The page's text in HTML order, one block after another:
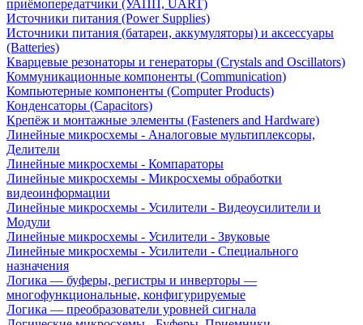
приёмопередатчики (УАПП, UART)
Источники питания (Power Supplies)
Источники питания (батареи, аккумуляторы) и аксессуары
(Batteries)
Кварцевые резонаторы и генераторы (Crystals and Oscillators)
Коммуникационные компоненты (Communication)
Компьютерные компоненты (Computer Products)
Конденсаторы (Capacitors)
Крепёж и монтажные элементы (Fasteners and Hardware)
Линейные микросхемы - Аналоговые мультиплексоры,
Делители
Линейные микросхемы - Компараторы
Линейные микросхемы - Микросхемы обработки
видеоинформации
Линейные микросхемы - Усилители - Видеоусилители и
Модули
Линейные микросхемы - Усилители - Звуковые
Линейные микросхемы - Усилители - Специального
назначения
Логика — буферы, регистры и инверторы —
многофункциональные, конфигурируемые
Логика — преобразователи уровней сигнала